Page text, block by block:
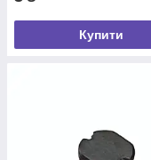
Купити